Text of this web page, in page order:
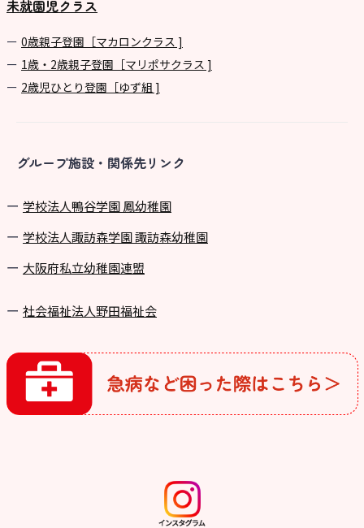
未就園児クラス
0歳親子登園［マカロンクラス ]
1歳・2歳親子登園［マリポサクラス ]
2歳児ひとり登園［ゆず組 ]
グループ施設・関係先リンク
学校法⼈鴨⾕学園 鳳幼稚園
学校法⼈諏訪森学園 諏訪森幼稚園
⼤阪府私⽴幼稚園連盟
社会福祉法人野田福祉会